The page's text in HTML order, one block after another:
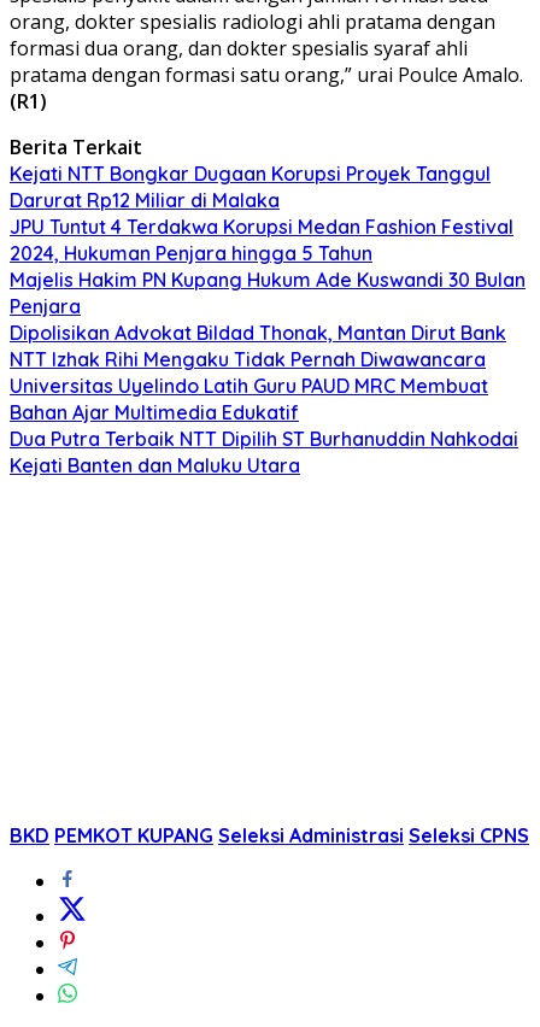
orang, dokter spesialis radiologi ahli pratama dengan
formasi dua orang, dan dokter spesialis syaraf ahli
pratama dengan formasi satu orang,” urai Poulce Amalo.
(R1)
Berita Terkait
Kejati NTT Bongkar Dugaan Korupsi Proyek Tanggul
Darurat Rp12 Miliar di Malaka
JPU Tuntut 4 Terdakwa Korupsi Medan Fashion Festival
2024, Hukuman Penjara hingga 5 Tahun
Majelis Hakim PN Kupang Hukum Ade Kuswandi 30 Bulan
Penjara
Dipolisikan Advokat Bildad Thonak, Mantan Dirut Bank
NTT Izhak Rihi Mengaku Tidak Pernah Diwawancara
Universitas Uyelindo Latih Guru PAUD MRC Membuat
Bahan Ajar Multimedia Edukatif
Dua Putra Terbaik NTT Dipilih ST Burhanuddin Nahkodai
Kejati Banten dan Maluku Utara
BKD PEMKOT KUPANG Seleksi Administrasi Seleksi CPNS